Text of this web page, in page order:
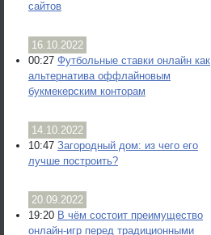
сайтов
16.10.2022
00:27 Футбольные ставки онлайн как
альтернатива оффлайновым
букмекерским конторам
14.10.2022
10:47 Загородный дом: из чего его
лучше построить?
20.09.2022
19:20 В чём состоит преимущество
онлайн-игр перед традиционными